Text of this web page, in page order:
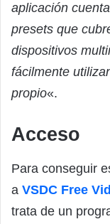
aplicación
presets que
dispositivos
fácilmente
propio«.
Acceso
Para conseguir
a VSDC Free
trata de un